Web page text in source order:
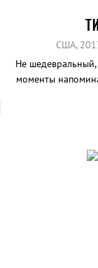
США,
Не
моменты